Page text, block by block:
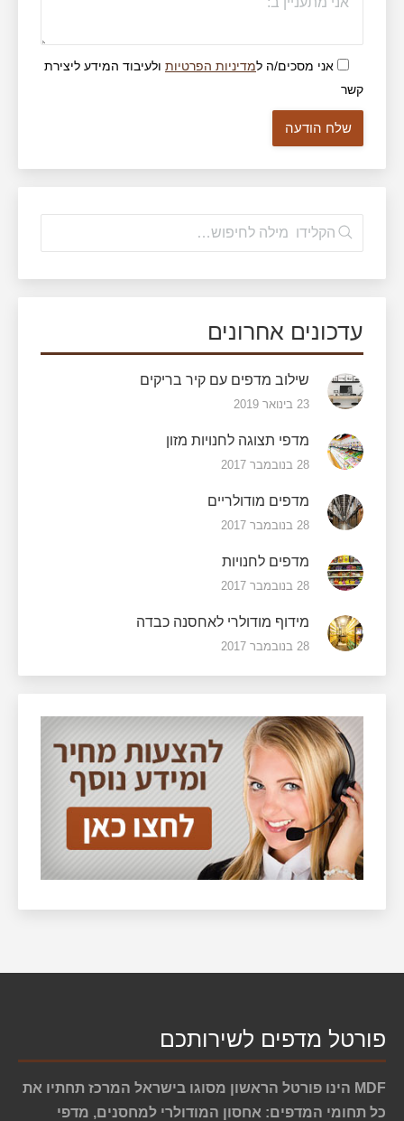
אני מסכים/ה למדיניות הפרטיות ולעיבוד המידע ליצירת
קשר
עדכונים אחרונים
שילוב מדפים עם קיר בריקים
23 בינואר 2019
מדפי תצוגה לחנויות מזון
28 בנובמבר 2017
מדפים מודולריים
28 בנובמבר 2017
מדפים לחנויות
28 בנובמבר 2017
מידוף מודולרי לאחסנה כבדה
28 בנובמבר 2017
פורטל מדפים לשירותכם
MDF הינו פורטל הראשון מסוגו בישראל המרכז תחתיו את
כל תחומי המדפים: אחסון המודולרי למחסנים, מדפי